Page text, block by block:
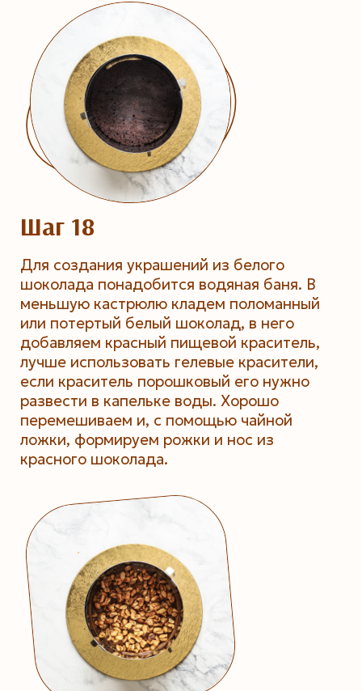
Шаг 18
Для создания украшений из белого
шоколада понадобится водяная баня. В
меньшую кастрюлю кладем поломанный
или потертый белый шоколад, в него
добавляем красный пищевой краситель,
лучше использовать гелевые красители,
если краситель порошковый его нужно
развести в капельке воды. Хорошо
перемешиваем и, с помощью чайной
ложки, формируем рожки и нос из
красного шоколада.